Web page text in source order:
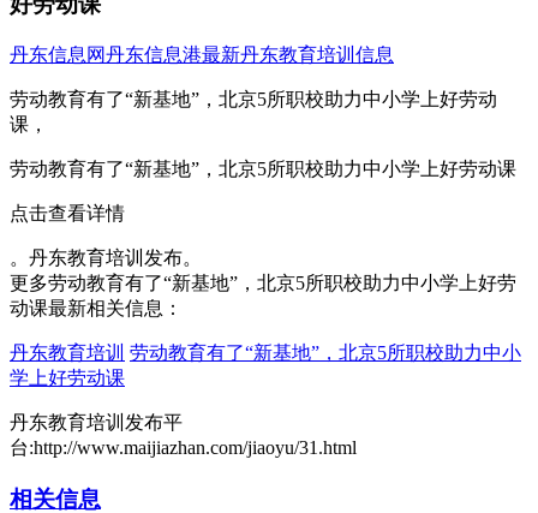
丹东信息网丹东信息港最新丹东教育培训信息
劳动教育有了“新基地”，北京5所职校助力中小学上好劳动
课，
劳动教育有了“新基地”，北京5所职校助力中小学上好劳动课
点击查看详情
。丹东教育培训发布。
更多劳动教育有了“新基地”，北京5所职校助力中小学上好劳
动课最新相关信息：
丹东教育培训 劳动教育有了“新基地”，北京5所职校助力中小
学上好劳动课
丹东教育培训发布平
台:http://www.maijiazhan.com/jiaoyu/31.html
相关信息